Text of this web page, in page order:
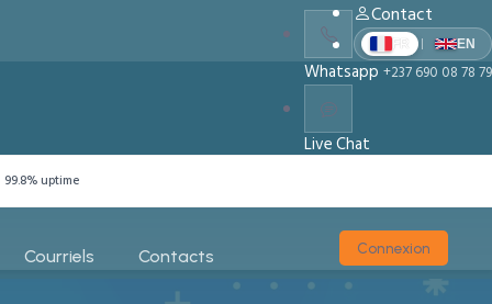
Contact
| EN
Whatsapp +237 690 08 78 79
Live Chat
99.8% uptime
Courriels Contacts Connexion